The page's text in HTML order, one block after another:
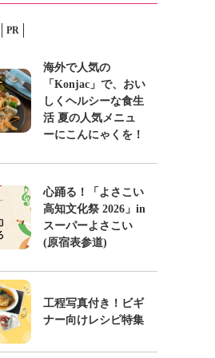
PR
海外で人気の
「Konjac」で、おい
しくヘルシーな食生
活 夏の人気メニュ
ーにこんにゃくを！
心踊る！「よさこい
高知文化祭 2026」in
スーパーよさこい
(原宿表参道)
工程写真付き！ビギ
ナー向けレシピ特集